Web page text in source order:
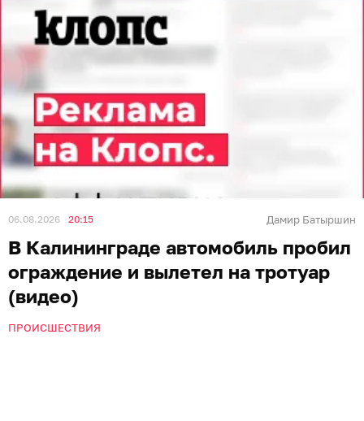
06.08.2026 20:15 Дамир Батыршин
В Калининграде автомобиль пробил
ограждение и вылетел на тротуар
(видео)
ПРОИСШЕСТВИЯ